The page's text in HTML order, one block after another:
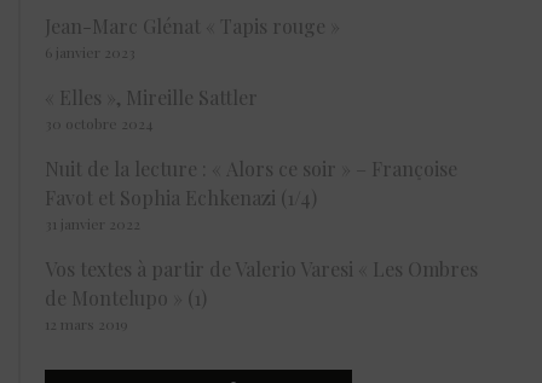
Jean-Marc Glénat « Tapis rouge »
6 janvier 2023
« Elles », Mireille Sattler
30 octobre 2024
Nuit de la lecture : « Alors ce soir » – Françoise
Favot et Sophia Echkenazi (1/4)
31 janvier 2022
Vos textes à partir de Valerio Varesi « Les Ombres
de Montelupo » (1)
12 mars 2019